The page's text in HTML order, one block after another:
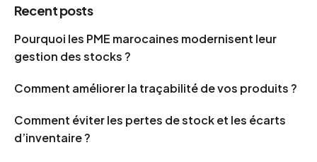
Recent posts
Pourquoi les PME marocaines modernisent leur
gestion des stocks ?
Comment améliorer la traçabilité de vos produits ?
Comment éviter les pertes de stock et les écarts
d’inventaire ?